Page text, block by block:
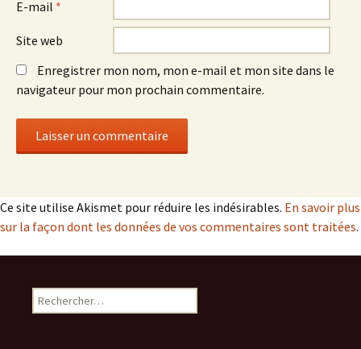
E-mail *
Site web
Enregistrer mon nom, mon e-mail et mon site dans le
navigateur pour mon prochain commentaire.
Ce site utilise Akismet pour réduire les indésirables. En savoir plus
sur la façon dont les données de vos commentaires sont traitées.
Rechercher :